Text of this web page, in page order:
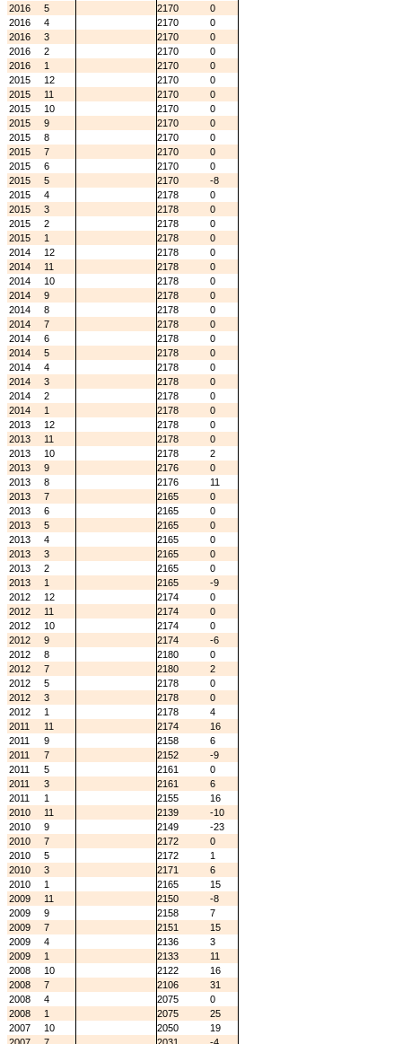
2016
5 2170
0
2016
4 2170
0
2016
3 2170
0
2016
2 2170
0
2016
1 2170
0
2015
12 2170
0
2015
11 2170
0
2015
10 2170
0
2015
9 2170
0
2015
8 2170
0
2015
7 2170
0
2015
6 2170
0
2015
5 2170
-8
2015
4 2178
0
2015
3 2178
0
2015
2 2178
0
2015
1 2178
0
2014
12 2178
0
2014
11 2178
0
2014
10 2178
0
2014
9 2178
0
2014
8 2178
0
2014
7 2178
0
2014
6 2178
0
2014
5 2178
0
2014
4 2178
0
2014
3 2178
0
2014
2 2178
0
2014
1 2178
0
2013
12 2178
0
2013
11 2178
0
2013
10 2178
2
2013
9 2176
0
2013
8 2176
11
2013
7 2165
0
2013
6 2165
0
2013
5 2165
0
2013
4 2165
0
2013
3 2165
0
2013
2 2165
0
2013
1 2165
-9
2012
12 2174
0
2012
11 2174
0
2012
10 2174
0
2012
9 2174
-6
2012
8 2180
0
2012
7 2180
2
2012
5 2178
0
2012
3 2178
0
2012
1 2178
4
2011
11 2174
16
2011
9 2158
6
2011
7 2152
-9
2011
5 2161
0
2011
3 2161
6
2011
1 2155
16
2010
11 2139
-10
2010
9 2149
-23
2010
7 2172
0
2010
5 2172
1
2010
3 2171
6
2010
1 2165
15
2009
11 2150
-8
2009
9 2158
7
2009
7 2151
15
2009
4 2136
3
2009
1 2133
11
2008
10 2122
16
2008
7 2106
31
2008
4 2075
0
2008
1 2075
25
2007
10 2050
19